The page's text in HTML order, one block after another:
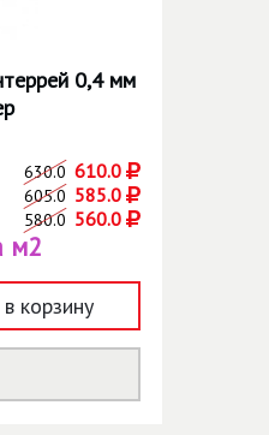
0,4 мм
630.0 610.0
605.0 585.0
580.0 560.0
м2
в корзину